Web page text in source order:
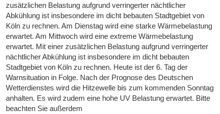
zusätzlichen Belastung aufgrund verringerter nächtlicher
Abkühlung ist insbesondere im dicht bebauten Stadtgebiet von
Köln zu rechnen. Am Dienstag wird eine starke Wärmebelastung
erwartet. Am Mittwoch wird eine extreme Wärmebelastung
erwartet. Mit einer zusätzlichen Belastung aufgrund verringerter
nächtlicher Abkühlung ist insbesondere im dicht bebauten
Stadtgebiet von Köln zu rechnen. Heute ist der 6. Tag der
Warnsituation in Folge. Nach der Prognose des Deutschen
Wetterdienstes wird die Hitzewelle bis zum kommenden Sonntag
anhalten. Es wird zudem eine hohe UV Belastung erwartet. Bitte
beachten Sie außerdem